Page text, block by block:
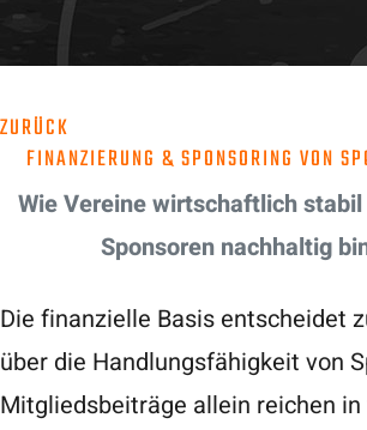
ZURÜCK
FINANZIERUNG & SPONSORING VON
Wie Vereine wirtschaftlich
Sponsoren nachhaltig
Die finanzielle Basis entscheidet
über die Handlungsfähigkeit von
Mitgliedsbeiträge allein reichen